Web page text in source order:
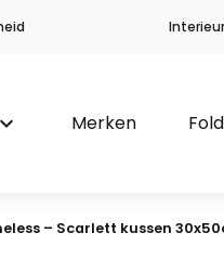
keyboard_arrow_down Merken
– Scarlett kussen